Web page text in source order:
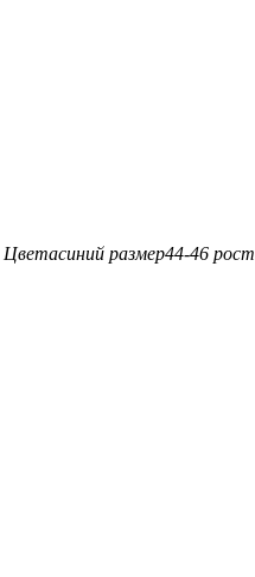
Цветасиний размер44-46 рост